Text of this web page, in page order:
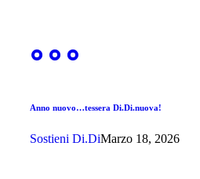
Anno nuovo…tessera Di.Di.nuova!
Sostieni Di.DiMarzo 18, 2026